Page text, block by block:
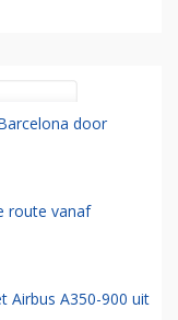
door
route vanaf
Airbus A350-900 uit